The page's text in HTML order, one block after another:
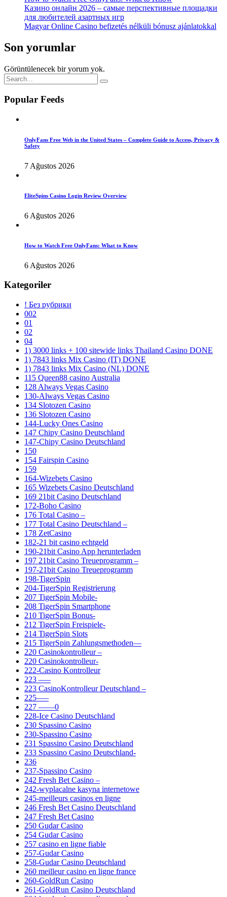
Казино онлайн 2026 – самые перспективные площадки
для любителей азартных игр
Magyar Online Casino befizetés nélküli bónusz ajánlatokkal
Son yorumlar
Görüntülenecek bir yorum yok.
Popular Feeds
OnlyFans Free Web in the United States – Complete Guide to Access, Privacy &
Safety
7 Ağustos 2026
EliteSpins Casino Login Review Overview
6 Ağustos 2026
How to Watch Free OnlyFans: What to Know
6 Ağustos 2026
Kategoriler
! Без рубрики
002
01
02
04
1) 3000 links + 100 sitewide links Thailand Casino DONE
1) 7843 links Mix Casino (IT) DONE
1) 7843 links Mix Casino (NL) DONE
115 Queen88 casino Australia
128 Always Vegas Casino
130-Always Vegas Casino
134 Slotozen Casino
136 Slotozen Casino
144-Lucky Ones Casino
147 Chipy Casino Deutschland
147-Chipy Casino Deutschland
150
154 Fairspin Casino
159
164-Wizebets Casino
165 Wizebets Casino Deutschland
169 21bit Casino Deutschland
172-Boho Casino
176 Total Casino –
177 Total Casino Deutschland –
178 ZetCasino
182-21 bit casino echtgeld
190-21bit Casino App herunterladen
197 21bit Casino Treueprogramm –
197-21bit Casino Treueprogramm
198-TigerSpin
204-TigerSpin Registrierung
207 TigerSpin Mobile-
208 TigerSpin Smartphone
210 TigerSpin Bonus-
212 TigerSpin Freispiele-
214 TigerSpin Slots
215 TigerSpin Zahlungsmethoden—
220 Casinokontrolleur –
220 Casinokontrolleur-
222-Casino Kontrolleur
223 —–
223 CasinoKontrolleur Deutschland –
225—–
227 ——0
228-Ice Casino Deutschland
230 Spassino Casino
230-Spassino Casino
231 Spassino Casino Deutschland
233 Spassino Casino Deutschland-
236
237-Spassino Casino
242 Fresh Bet Casino –
242-wyplacalne kasyna internetowe
245-meilleurs casinos en ligne
246 Fresh Bet Casino Deutschland
247 Fresh Bet Casino
250 Gudar Casino
254 Gudar Casino
257 casino en ligne fiable
257-Gudar Casino
258-Gudar Casino Deutschland
260 meilleur casino en ligne france
260-GoldRun Casino
261-GoldRun Casino Deutschland